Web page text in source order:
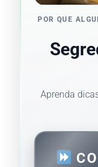
POR QUE
Aprenda